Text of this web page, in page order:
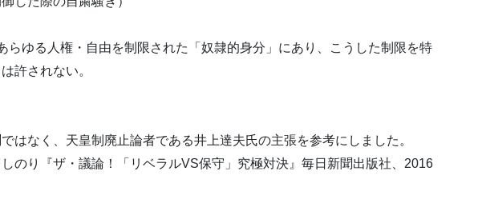
らゆる人権・自由を制限された「奴隷的身分」にあり、こうした制限を特
許されない。
はなく、天皇制廃止論者である井上達夫氏の主張を参考にしました。
しのり『ザ・議論！「リベラルVS保守」究極対決』毎日新聞出版社、2016